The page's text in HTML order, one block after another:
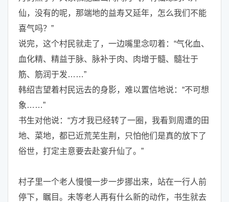
仙，没有的呢，那端地的益寿又延年，怎么我们不能
喜气吗？”
说完，这个村民就走了，一边嘴里念叨着：“气化血、
血化精、精益于脉、脉补于肉、肉增于髓、髓壮于
筋、筋润于发……”
韩绍吉望着村民远去的身影，难以置信地说：“不可想
象……”
书生对他说：“方才我已经转了一圈，我看到周遭的田
地、菜地，都已近荒芜生荆，只怕他们是真的放下了
俗世，打定主意要去赴宴升仙了。”
村子里一个老人慢慢一步一步挪出来，站在一行人前
停下，瞩目。未等老人再有什么新的动作，书生就去